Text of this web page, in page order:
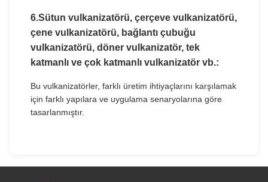
6.Sütun vulkanizatörü, çerçeve vulkanizatörü,
çene vulkanizatörü, bağlantı çubuğu
vulkanizatörü, döner vulkanizatör, tek
katmanlı ve çok katmanlı vulkanizatör vb.:
Bu vulkanizatörler, farklı üretim ihtiyaçlarını karşılamak
için farklı yapılara ve uygulama senaryolarına göre
tasarlanmıştır.